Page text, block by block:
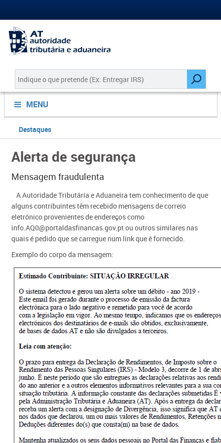
MENU
Destaques
Alerta de segurança
Mensagem fraudulenta
​A Autoridade Tributária e Aduaneira tem conhecimento de que
alguns contribuintes têm recebido mensagens de correio
eletrónico provenientes de endereços como
info.AQ0@portaldasfinancas.gov.pt ou outros similares nas
quais é pedido que se carregue num link que é fornecido.
Exemplo do corpo da mensagem: